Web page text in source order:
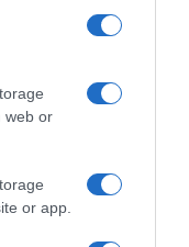
web or
or app.